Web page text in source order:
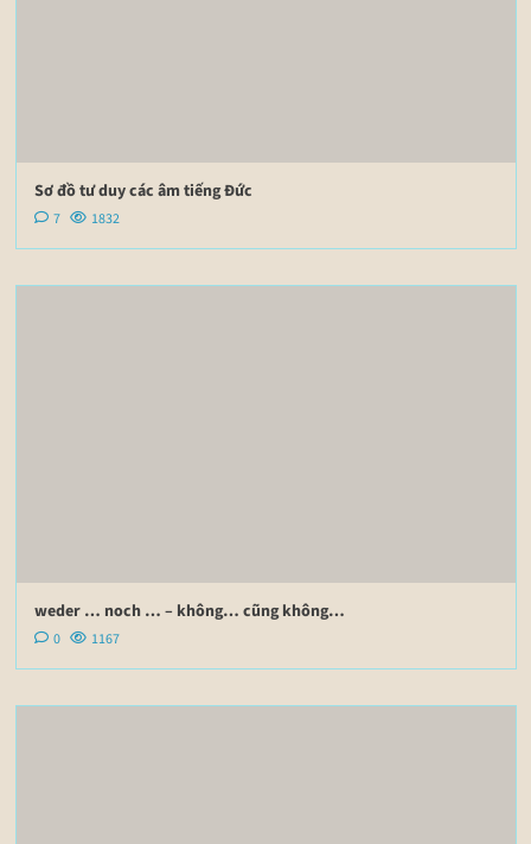
Sơ đồ tư duy các âm tiếng Đức
7 1832
weder … noch … – không… cũng không…
0 1167